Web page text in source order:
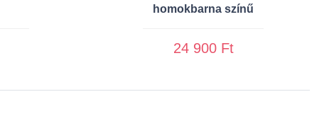
homokbarna színű
24 900 Ft